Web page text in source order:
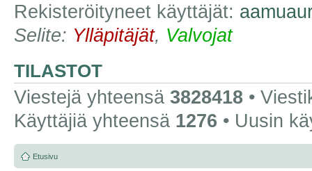
Rekisteröityneet käyttäjät:
Selite: Ylläpitäjät, Valvojat
TILASTOT
Viestejä yhteensä 3828418 •
Käyttäjiä yhteensä 1276 • Uusin
Etusivu